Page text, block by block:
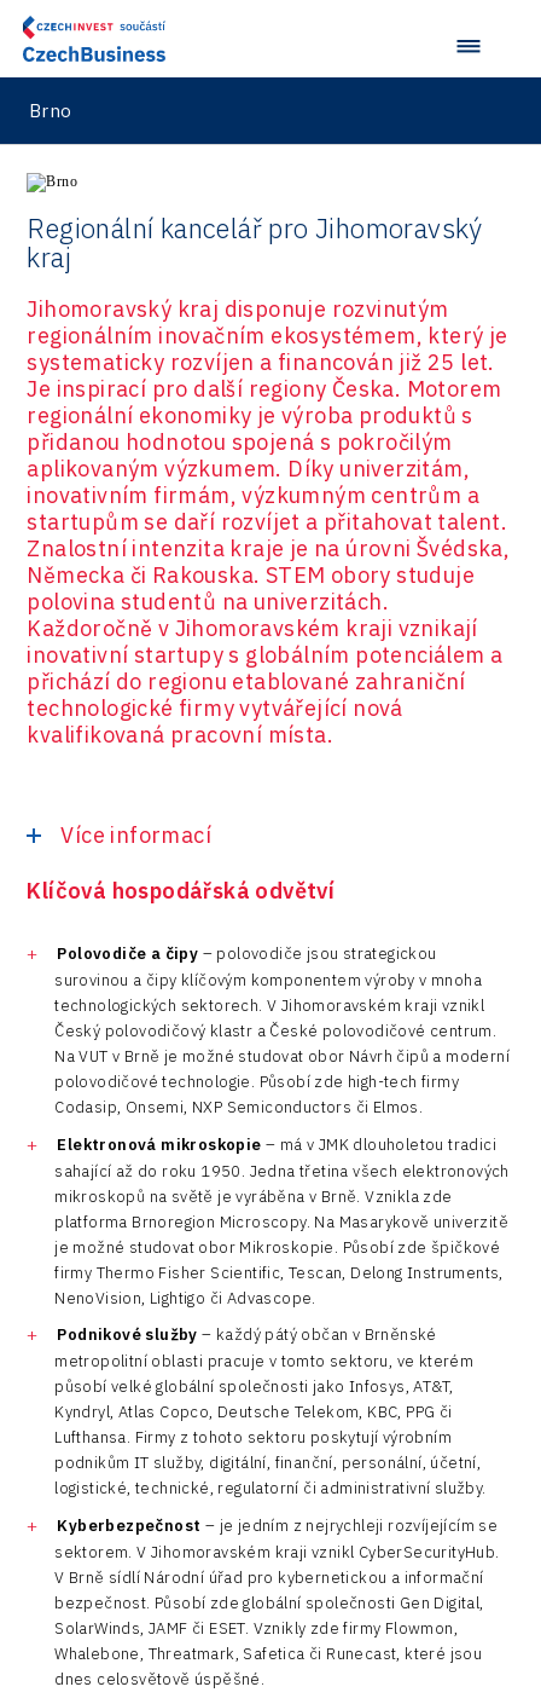
Brno
Regionální kancelář pro Jihomoravský
kraj
Jihomoravský kraj disponuje rozvinutým
regionálním inovačním ekosystémem, který je
systematicky rozvíjen a financován již 25 let.
Je inspirací pro další regiony Česka. Motorem
regionální ekonomiky je výroba produktů s
přidanou hodnotou spojená s pokročilým
aplikovaným výzkumem. Díky univerzitám,
inovativním firmám, výzkumným centrům a
startupům se daří rozvíjet a přitahovat talent.
Znalostní intenzita kraje je na úrovni Švédska,
Německa či Rakouska. STEM obory studuje
polovina studentů na univerzitách.
Každoročně v Jihomoravském kraji vznikají
inovativní startupy s globálním potenciálem a
přichází do regionu etablované zahraniční
technologické firmy vytvářející nová
kvalifikovaná pracovní místa.
Více informací
Klíčová hospodářská odvětví
Polovodiče a čipy – polovodiče jsou strategickou
surovinou a čipy klíčovým komponentem výroby v mnoha
technologických sektorech. V Jihomoravském kraji vznikl
Český polovodičový klastr a České polovodičové centrum.
Na VUT v Brně je možné studovat obor Návrh čipů a moderní
polovodičové technologie. Působí zde high-tech firmy
Codasip, Onsemi, NXP Semiconductors či Elmos.
Elektronová mikroskopie – má v JMK dlouholetou tradici
sahající až do roku 1950. Jedna třetina všech elektronových
mikroskopů na světě je vyráběna v Brně. Vznikla zde
platforma Brnoregion Microscopy. Na Masarykově univerzitě
je možné studovat obor Mikroskopie. Působí zde špičkové
firmy Thermo Fisher Scientific, Tescan, Delong Instruments,
NenoVision, Lightigo či Advascope.
Podnikové služby– každý pátý občan v Brněnské
metropolitní oblasti pracuje v tomto sektoru, ve kterém
působí velké globální společnosti jako Infosys, AT&T,
Kyndryl, Atlas Copco, Deutsche Telekom, KBC, PPG či
Lufthansa. Firmy z tohoto sektoru poskytují výrobním
podnikům IT služby, digitální, finanční, personální, účetní,
logistické, technické, regulatorní či administrativní služby.
Kyberbezpečnost – je jedním z nejrychleji rozvíjejícím se
sektorem. V Jihomoravském kraji vznikl CyberSecurityHub.
V Brně sídlí Národní úřad pro kybernetickou a informační
bezpečnost. Působí zde globální společnosti Gen Digital,
SolarWinds, JAMF či ESET. Vznikly zde firmy Flowmon,
Whalebone, Threatmark, Safetica či Runecast, které jsou
dnes celosvětově úspěšné.